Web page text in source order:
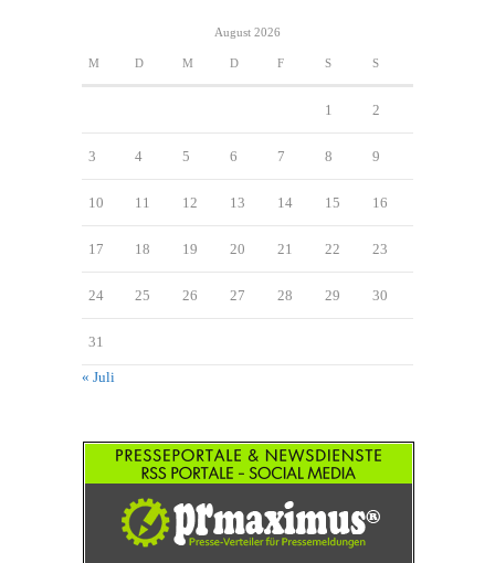
August 2026
M D M D F S S
1 2
3 4 5 6 7 8 9
10 11 12 13 14 15 16
17 18 19 20 21 22 23
24 25 26 27 28 29 30
31
« Juli